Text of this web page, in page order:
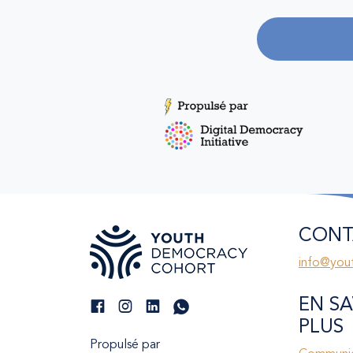
Propulsé par
EN
PLUS